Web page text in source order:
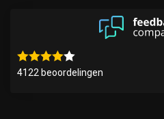
Keuze van onze Kappers
4122 beoordelingen